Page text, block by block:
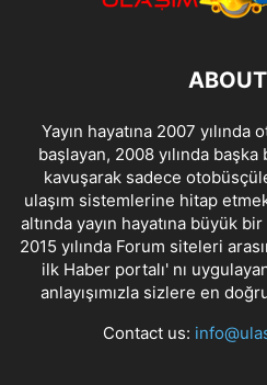
Yayın hayatına 2007
başlayan, 2008 yılında
kavuşarak sadece
ulaşım sistemlerine hitap etmek
altında yayın hayatına büyük
2015 yılında Forum siteleri
ilk Haber portalı' nı
anlayışımızla sizlere en
Contact us: